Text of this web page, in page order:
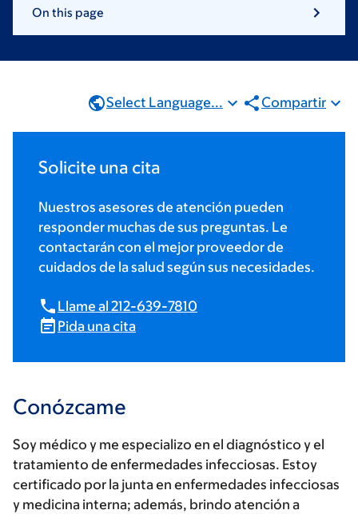
On this page
Select Language... Compartir
Solicite una cita
Nuestros asesores de atención pueden
responder muchas de sus preguntas. Le
contactarán con el mejor proveedor de
cuidados de la salud según sus necesidades.
Llame al 212-639-7810
Pida una cita
Conózcame
Soy médico y me especializo en el diagnóstico y el
tratamiento de enfermedades infecciosas. Estoy
certificado por la junta en enfermedades infecciosas
y medicina interna; además, brindo atención a